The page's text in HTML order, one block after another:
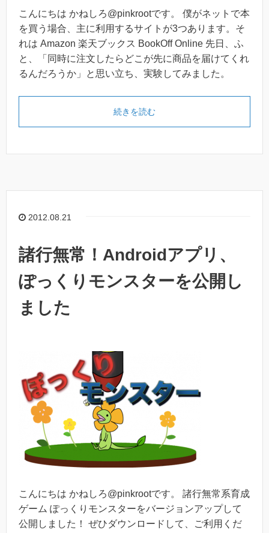
こんにちは かねしろ@pinkrootです。 僕がネットで本
を買う場合、主に利用するサイトが3つあります。そ
れは Amazon 楽天ブックス BookOff Online 先日、ふ
と、「同時に注文したらどこが先に商品を届けてくれ
るんだろうか」と思い立ち、実験してみました。
続きを読む
2012.08.21
諸行無常！Androidアプリ、
ぽっくりモンスターを公開し
ました
こんにちは かねしろ@pinkrootです。 諸行無常系育成
ゲーム ぽっくりモンスターをバージョンアップして
公開しました！ ぜひダウンロードして、ご利用くだ